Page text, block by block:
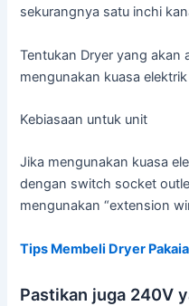
sekurangnya satu inchi
Tentukan Dryer yang akan
mengunakan kuasa
Kebiasaan untuk unit
Jika mengunakan kuasa
dengan switch socket
mengunakan “extension
Tips Membeli Dryer
Pastikan juga 240V